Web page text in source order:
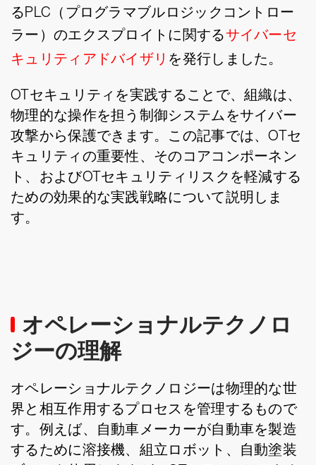
るPLC（プログラマブルロジックコントロー
ラー）のエクスプロイトに関するサイバーセ
キュリティアドバイザリ を発行しました。
OTセキュリティを実践することで、組織は、
物理的な操作を担う制御システムをサイバー
攻撃から保護できます。この記事では、OTセ
キュリティの重要性、そのコアコンポーネン
ト、およびOTセキュリティリスクを軽減する
ための効果的な実践戦略について説明しま
す。
オペレーショナルテクノロ
ジーの理解
オペレーショナルテクノロジーは物理的な世
界と相互作用するプロセスを管理するもので
す。例えば、自動車メーカーが自動車を製造
するために溶接機、組立ロボット、自動塗装